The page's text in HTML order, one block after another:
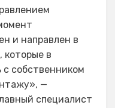
и направлен в
которые в
собственником
—
специалист